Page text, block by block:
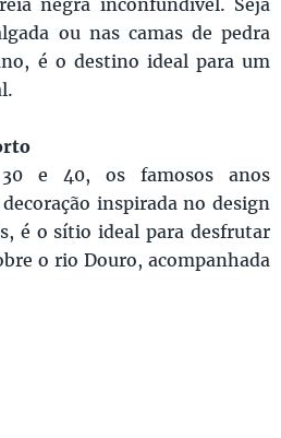
ou nas camas de pedra
é o destino ideal para um
e 40, os famosos anos
inspirada no design
é o sítio ideal para desfrutar
o rio Douro, acompanhada